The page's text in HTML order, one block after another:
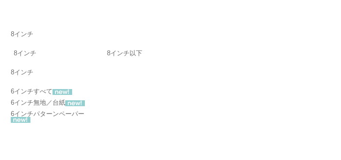
8インチ
8インチ
8インチ以下
8インチ
6インチすべて
6インチ無地／台紙
6インチパターンペーパー